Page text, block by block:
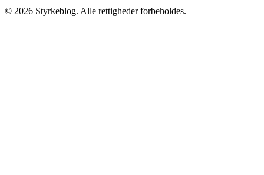
© 2026 Styrkeblog. Alle rettigheder forbeholdes.